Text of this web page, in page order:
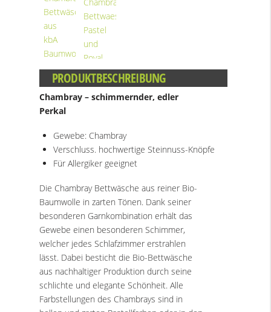
PRODUKTBESCHREIBUNG
Chambray – schimmernder, edler
Perkal
Gewebe: Chambray
Verschluss. hochwertige Steinnuss-Knöpfe
Für Allergiker geeignet
Die Chambray Bettwäsche aus reiner Bio-
Baumwolle in zarten Tönen. Dank seiner
besonderen Garnkombination erhält das
Gewebe einen besonderen Schimmer,
welcher jedes Schlafzimmer erstrahlen
lässt. Dabei besticht die Bio-Bettwäsche
aus nachhaltiger Produktion durch seine
schlichte und elegante Schönheit. Alle
Farbstellungen des Chambrays sind in